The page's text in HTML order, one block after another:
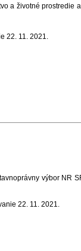
a životné prostredie
22. 11. 2021.
výbor NR
22. 11. 2021.